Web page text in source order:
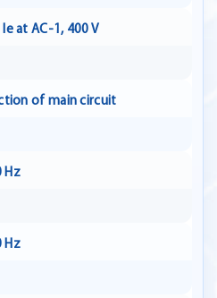
at AC-1, 400 V
of main circuit
Hz
Hz